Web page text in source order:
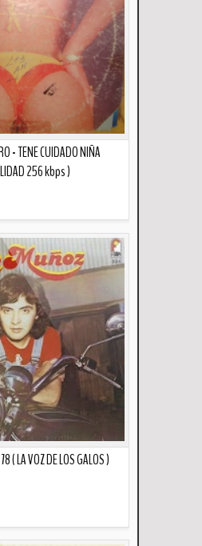
- TENE CUIDADO NIÑA
256 kbps )
( LA VOZ DE LOS GALOS )